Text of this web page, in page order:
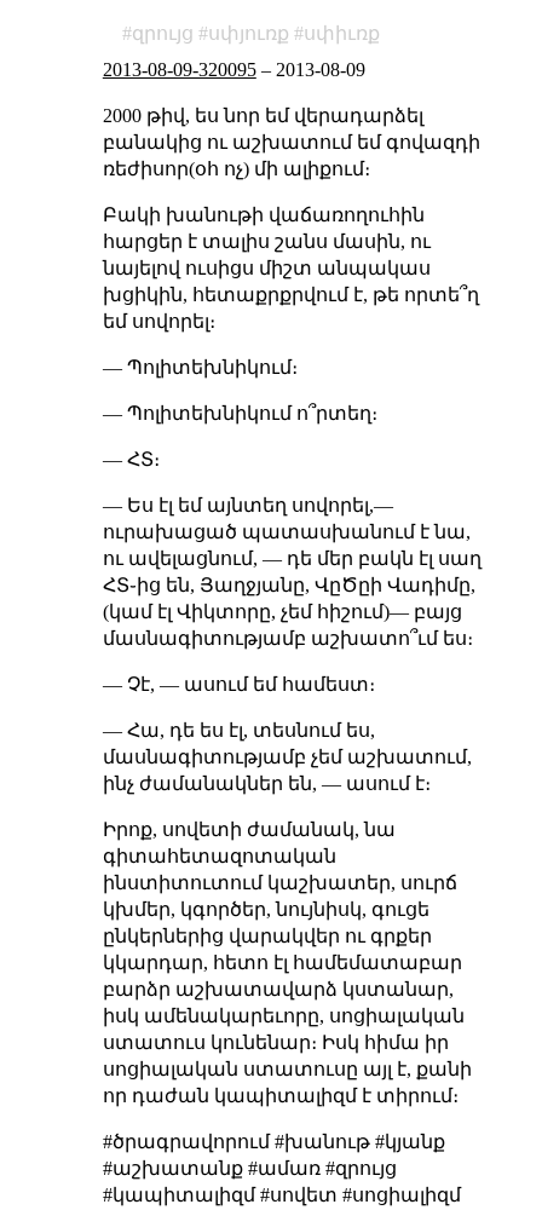
զրույց սփյուռք
սփիւռք
2013-08-09-320095– 2013-08-09
2000 թիվ, ես նոր եմ վերադարձել
բանակից ու աշխատում եմ գովազդի
ռեժիսոր(օհ ոչ) մի ալիքում։
Բակի խանութի վաճառողուհին
հարցեր է տալիս շանս մասին, ու
նայելով ուսիցս միշտ անպակաս
խցիկին, հետաքրքրվում է, թե որտե՞ղ
եմ սովորել։
— Պոլիտեխնիկում։
— Պոլիտեխնիկում ո՞րտեղ։
— ՀՏ։
— Ես էլ եմ այնտեղ սովորել,—
ուրախացած պատասխանում է նա,
ու ավելացնում, — դե մեր բակն էլ սաղ
ՀՏ֊ից են, Յաղջյանը, ՎըԾըի Վադիմը,
(կամ էլ Վիկտորը, չեմ հիշում)— բայց
մասնագիտությամբ աշխատո՞ւմ ես։
— Չէ, — ասում եմ համեստ։
— Հա, դե ես էլ, տեսնում ես,
մասնագիտությամբ չեմ աշխատում,
ինչ ժամանակներ են, — ասում է։
Իրոք, սովետի ժամանակ, նա
գիտահետազոտական
ինստիտուտում կաշխատեր, սուրճ
կխմեր, կգործեր, նույնիսկ, գուցե
ընկերներից վարակվեր ու գրքեր
կկարդար, հետո էլ համեմատաբար
բարձր աշխատավարձ կստանար,
իսկ ամենակարեւորը, սոցիալական
ստատուս կունենար։ Իսկ հիմա իր
սոցիալական ստատուսը այլ է, քանի
որ դաժան կապիտալիզմ է տիրում։
#ծրագրավորում #խանութ #կյանք
#աշխատանք #ամառ #զրույց
#կապիտալիզմ #սովետ #սոցիալիզմ